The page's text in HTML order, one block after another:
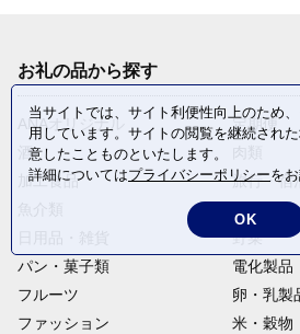
お礼の品から探す
ANAオリジナル
定期便
酒
加工食品
旅行・宿
野菜
パン・菓子類
電化製品
フルーツ
卵・乳製
ファッション
米・穀物
当サイトでは、サイト利便性向上のため
用しています。サイトの閲覧を継続され
意したことものといたします。
詳細についてはプライバシーポリシーを
OK